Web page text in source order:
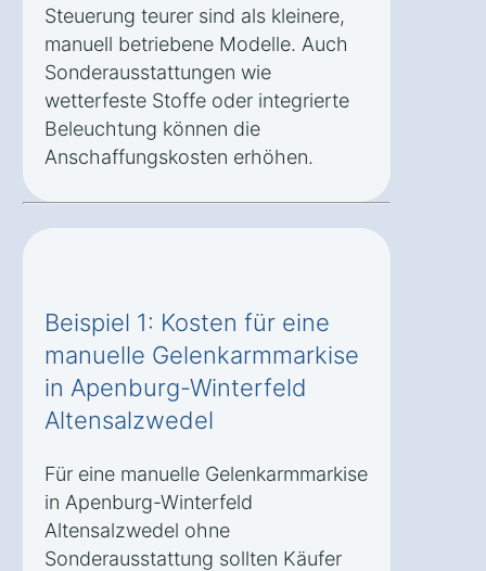
Steuerung teurer sind als kleinere,
manuell betriebene Modelle. Auch
Sonderausstattungen wie
wetterfeste Stoffe oder integrierte
Beleuchtung können die
Anschaffungskosten erhöhen.
Beispiel 1: Kosten für eine
manuelle Gelenkarmmarkise
in Apenburg-Winterfeld
Altensalzwedel
Für eine manuelle Gelenkarmmarkise
in Apenburg-Winterfeld
Altensalzwedel ohne
Sonderausstattung sollten Käufer